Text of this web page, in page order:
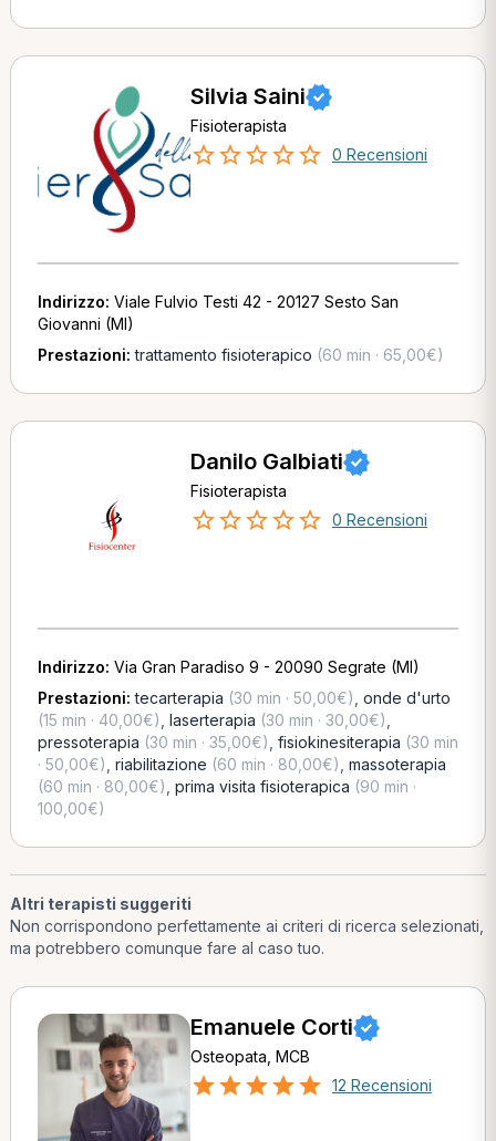
Silvia Saini
Fisioterapista
0 Recensioni
Indirizzo: Viale Fulvio Testi 42 - 20127 Sesto San
Giovanni (MI)
Prestazioni:trattamento fisioterapico (60 min · 65,00€)
Danilo Galbiati
Fisioterapista
0 Recensioni
Indirizzo: Via Gran Paradiso 9 - 20090 Segrate (MI)
Prestazioni:tecarterapia (30 min · 50,00€) onde d'urto
(15 min · 40,00€) laserterapia (30 min · 30,00€)
pressoterapia (30 min · 35,00€) fisiokinesiterapia (30 min
· 50,00€) riabilitazione (60 min · 80,00€) massoterapia
(60 min · 80,00€) prima visita fisioterapica (90 min ·
100,00€)
Altri terapisti suggeriti
Non corrispondono perfettamente ai criteri di ricerca selezionati,
ma potrebbero comunque fare al caso tuo.
Emanuele Corti
Osteopata, MCB
12 Recensioni